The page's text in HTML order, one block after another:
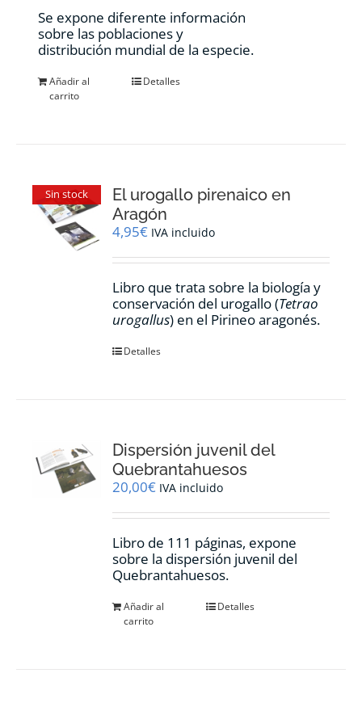
Se expone diferente información
sobre las poblaciones y
distribución mundial de la especie.
Añadir al
carrito
Detalles
Sin stock
El urogallo pirenaico en
Aragón
4,95€ IVA incluido
Libro que trata sobre la biología y
conservación del urogallo (Tetrao
urogallus) en el Pirineo aragonés.
Detalles
Dispersión juvenil del
Quebrantahuesos
20,00€ IVA incluido
Libro de 111 páginas, expone
sobre la dispersión juvenil del
Quebrantahuesos.
Añadir al
carrito
Detalles